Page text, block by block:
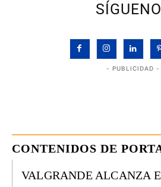
- PUBLICIDAD -
CONTENIDOS DE
VALGRANDE ALCANZA